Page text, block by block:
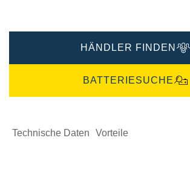
HÄNDLER FINDEN
BATTERIESUCHE
Technische Daten Vorteile